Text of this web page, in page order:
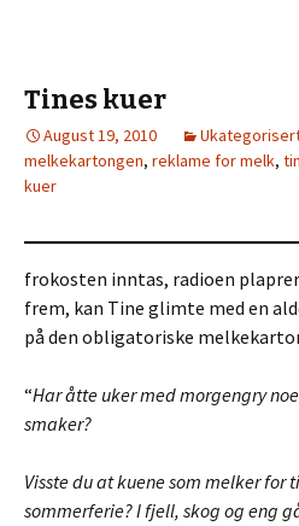
Tines kuer
August 19, 2010
melkekartongen, reklame for melk,
kuer
frokosten inntas, radioen
frem, kan Tine glimte med en
på den obligatoriske
“Har åtte uker med morgengry
smaker?
Visste du at kuene som melker for
sommerferie? I fjell, skog og eng